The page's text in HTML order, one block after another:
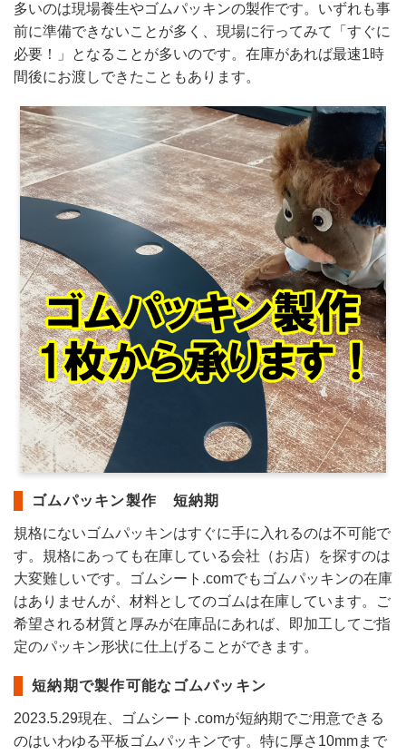
多いのは現場養生やゴムパッキンの製作です。いずれも事
前に準備できないことが多く、現場に行ってみて「すぐに
必要！」となることが多いのです。在庫があれば最速1時
間後にお渡しできたこともあります。
ゴムパッキン製作 短納期
規格にないゴムパッキンはすぐに手に入れるのは不可能で
す。規格にあっても在庫している会社（お店）を探すのは
大変難しいです。ゴムシート.comでもゴムパッキンの在庫
はありませんが、材料としてのゴムは在庫しています。ご
希望される材質と厚みが在庫品にあれば、即加工してご指
定のパッキン形状に仕上げることができます。
短納期で製作可能なゴムパッキン
2023.5.29現在、ゴムシート.comが短納期でご用意できる
のはいわゆる平板ゴムパッキンです。特に厚さ10mmまで